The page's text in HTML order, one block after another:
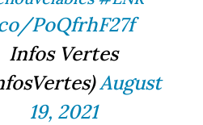
PoQfrhF27f
Infos Vertes
August
19, 2021